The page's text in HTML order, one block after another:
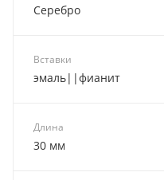
Серебро
Вставки
эмаль||фианит
Длина
30 мм